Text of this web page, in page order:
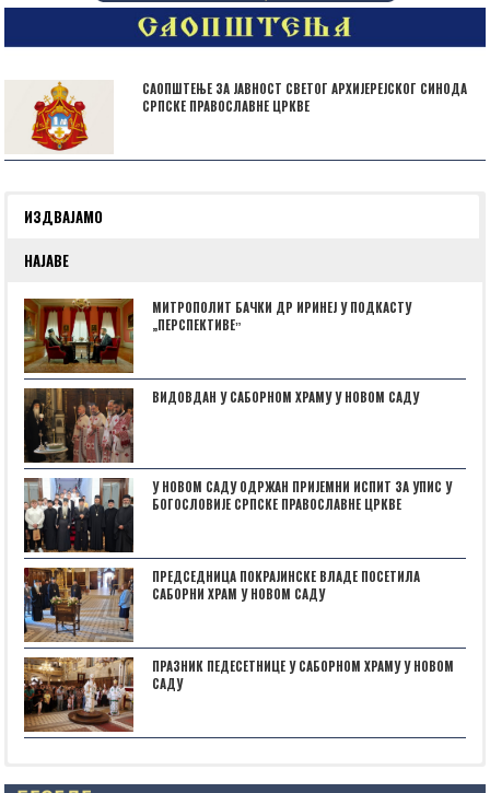
САОПШТЕЊЕ ЗА ЈАВНОСТ СВЕТОГ АРХИЈЕРЕЈСКОГ СИНОДА
СРПСКЕ ПРАВОСЛАВНЕ ЦРКВЕ
ИЗДВАЈАМО
НАЈАВЕ
МИТРОПОЛИТ БАЧКИ ДР ИРИНЕЈ У ПОДКАСТУ
„ПЕРСПЕКТИВЕˮ
ВИДОВДАН У САБОРНОМ ХРАМУ У НОВОМ САДУ
У НОВОМ САДУ ОДРЖАН ПРИЈЕМНИ ИСПИТ ЗА УПИС У
БОГОСЛОВИЈЕ СРПСКЕ ПРАВОСЛАВНЕ ЦРКВЕ
ПРЕДСЕДНИЦА ПОКРАЈИНСКЕ ВЛАДЕ ПОСЕТИЛА
САБОРНИ ХРАМ У НОВОМ САДУ
ПРАЗНИК ПЕДЕСЕТНИЦЕ У САБОРНОМ ХРАМУ У НОВОМ
САДУ
Posts not found